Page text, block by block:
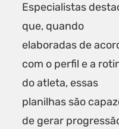
Especialistas
que, quando
elaboradas de
com o perfil e a
do atleta, essas
planilhas são
de gerar